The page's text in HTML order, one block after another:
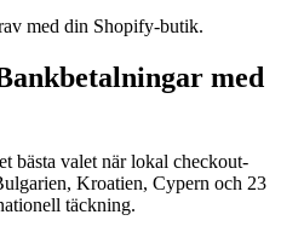
med din Shopify-butik.
med
bästa valet när lokal checkout-
Kroatien, Cypern och 23
täckning.